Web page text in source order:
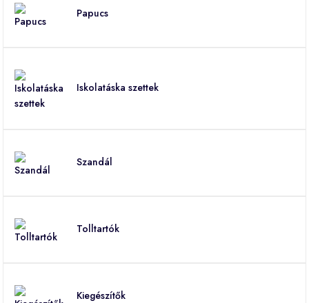
Papucs
Iskolatáska szettek
Szandál
Tolltartók
Kiegészítők